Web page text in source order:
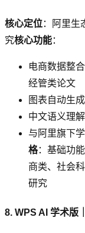
核心定位：阿里生
究核心功能：
电商数据整
经管类论文
图表自动生
中文语义理
与阿里旗下
格：基础功
商类、社会
研究
8. WPS AI 学术版